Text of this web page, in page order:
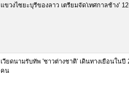
แขวงไซยะบุรีของลาว เตรียมจัด'เทศกาลช้าง'
เวียดนามรับทัพ 'ชาวต่างชาติ' เดินทางเยือนในปี
คน